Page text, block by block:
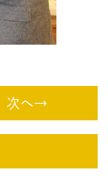
次へ→